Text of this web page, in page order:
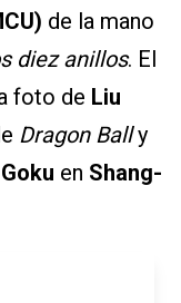
de la mano
diez anillos. El
foto de Liu
Dragon Bally
Goku en Shang-